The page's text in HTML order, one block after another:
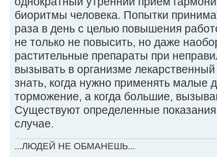
биоритмы человека. Попытки
раза в день с целью повышения
не только не повысить, но даже
растительные препараты при
вызывать в организме
знать, когда нужно применять
торможение, а когда большие,
Существуют определенные
случае.
...ЛЮДЕЙ НЕ ОБМАНЕШЬ...